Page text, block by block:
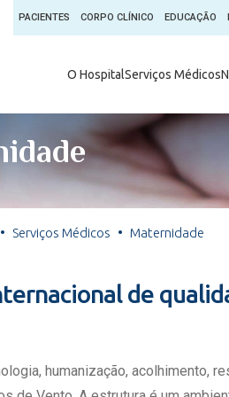
PACIENTES CORPO CLÍNICO EDUCAÇÃO
O HospitalServiços Médicos
Ambulatório
Comitê de
Conheça
Blog Saúde
Convênios
Doação de
Escritório
Serviços Médicos Maternidade
de
humanização, acolhimento,